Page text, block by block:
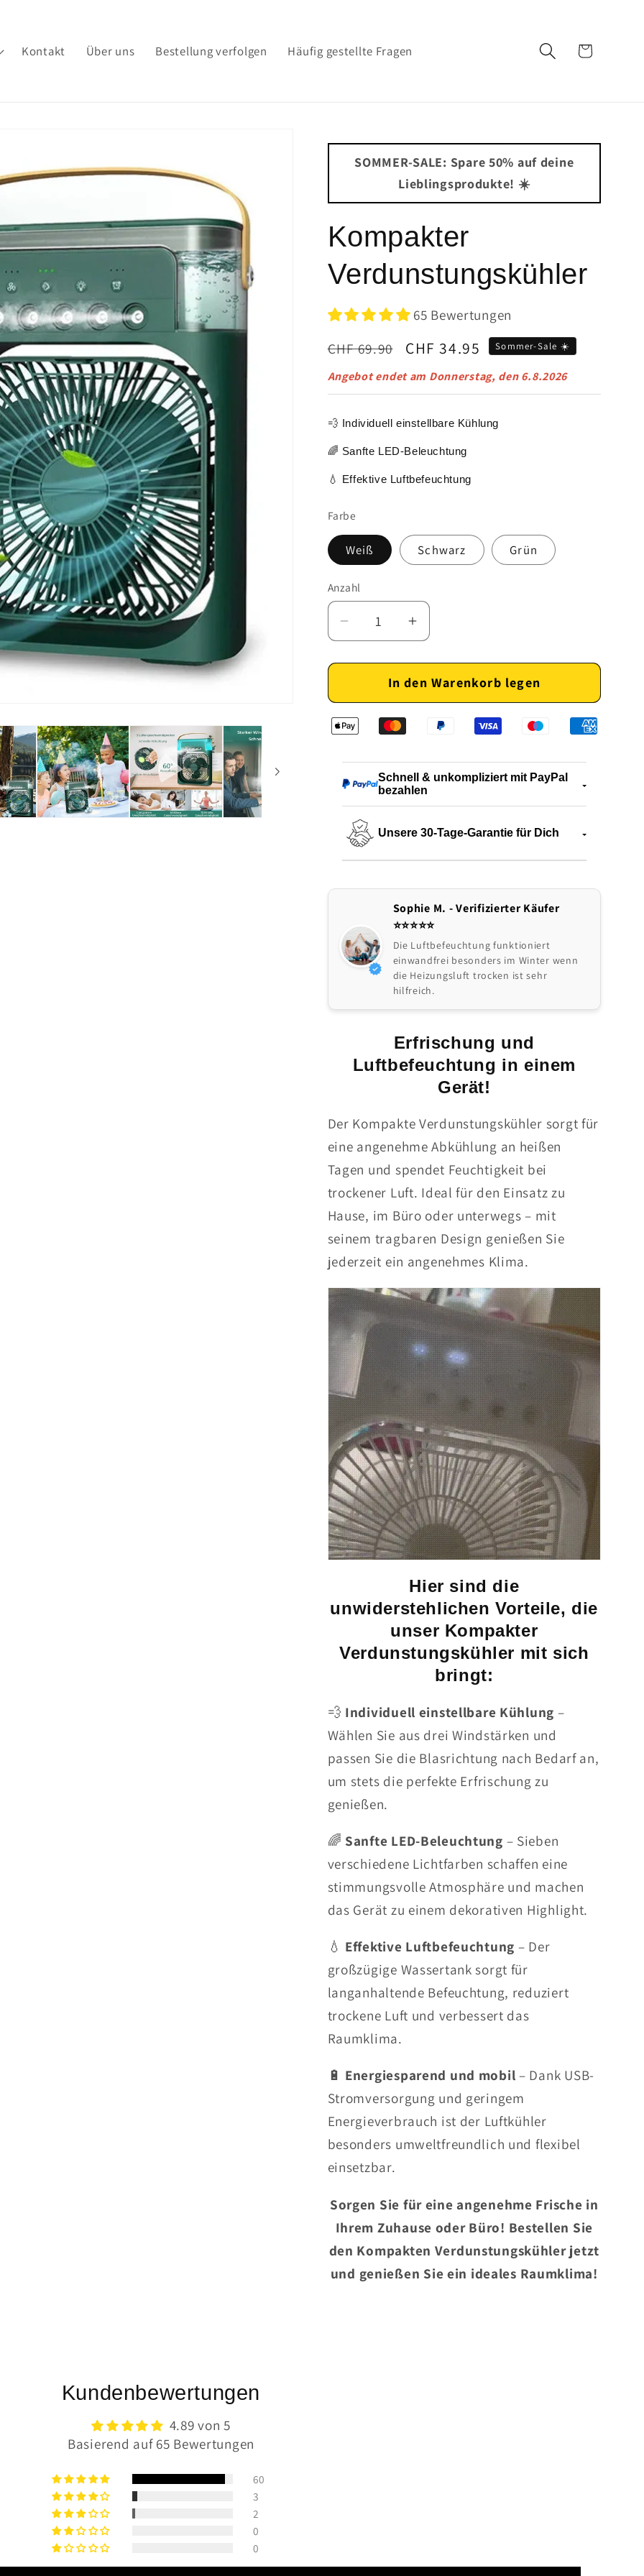
Kontakt Über uns Bestellung verfolgen Häufig gestellte Fragen Warenkorb
SOMMER-SALE: Spare 50% auf deine
Lieblingsprodukte! ☀️
Kompakter
Verdunstungskühler
65 Bewertungen
Normaler
Preis
CHF 69.90 Verkaufspreis
CHF 34.95 Sommer-Sale ☀️
Angebot endet am Donnerstag, den 6.8.2026
💨 Individuell einstellbare Kühlung
🌈 Sanfte LED-Beleuchtung
💧 Effektive Luftbefeuchtung
Farbe
Weiß Schwarz Grün
Anzahl
Verringere
die
Menge
Kompakter
Verdunstungskühler
Erhöhe
die
Menge
für
Kompakter
Verdunstungskühler
In den Warenkorb legen
Schnell & unkompliziert mit PayPal
bezahlen
Unsere 30-Tage-Garantie für Dich
Sophie M. - Verifizierter Käufer
⭐⭐⭐⭐⭐
Die Luftbefeuchtung funktioniert
einwandfrei besonders im Winter wenn
die Heizungsluft trocken ist sehr
hilfreich.
Erfrischung und
Luftbefeuchtung in einem
Gerät!
Der Kompakte Verdunstungskühler sorgt für
eine angenehme Abkühlung an heißen
Tagen und spendet Feuchtigkeit bei
trockener Luft. Ideal für den Einsatz zu
Hause, im Büro oder unterwegs – mit
seinem tragbaren Design genießen Sie
jederzeit ein angenehmes Klima.
Hier sind die
unwiderstehlichen Vorteile, die
unser Kompakter
Verdunstungskühler mit sich
bringt:
💨 Individuell einstellbare Kühlung –
Wählen Sie aus drei Windstärken und
passen Sie die Blasrichtung nach Bedarf an,
um stets die perfekte Erfrischung zu
genießen.
🌈 Sanfte LED-Beleuchtung – Sieben
verschiedene Lichtfarben schaffen eine
stimmungsvolle Atmosphäre und machen
das Gerät zu einem dekorativen Highlight.
💧 Effektive Luftbefeuchtung – Der
großzügige Wassertank sorgt für
langanhaltende Befeuchtung, reduziert
trockene Luft und verbessert das
Raumklima.
🔋 Energiesparend und mobil– Dank USB-
Stromversorgung und geringem
Energieverbrauch ist der Luftkühler
besonders umweltfreundlich und flexibel
einsetzbar.
Sorgen Sie für eine angenehme Frische in
Ihrem Zuhause oder Büro! Bestellen Sie
den Kompakten Verdunstungskühler jetzt
und genießen Sie ein ideales Raumklima!
Kundenbewertungen
4.89 von 5
Basierend auf 65 Bewertungen
60
3
2
0
0